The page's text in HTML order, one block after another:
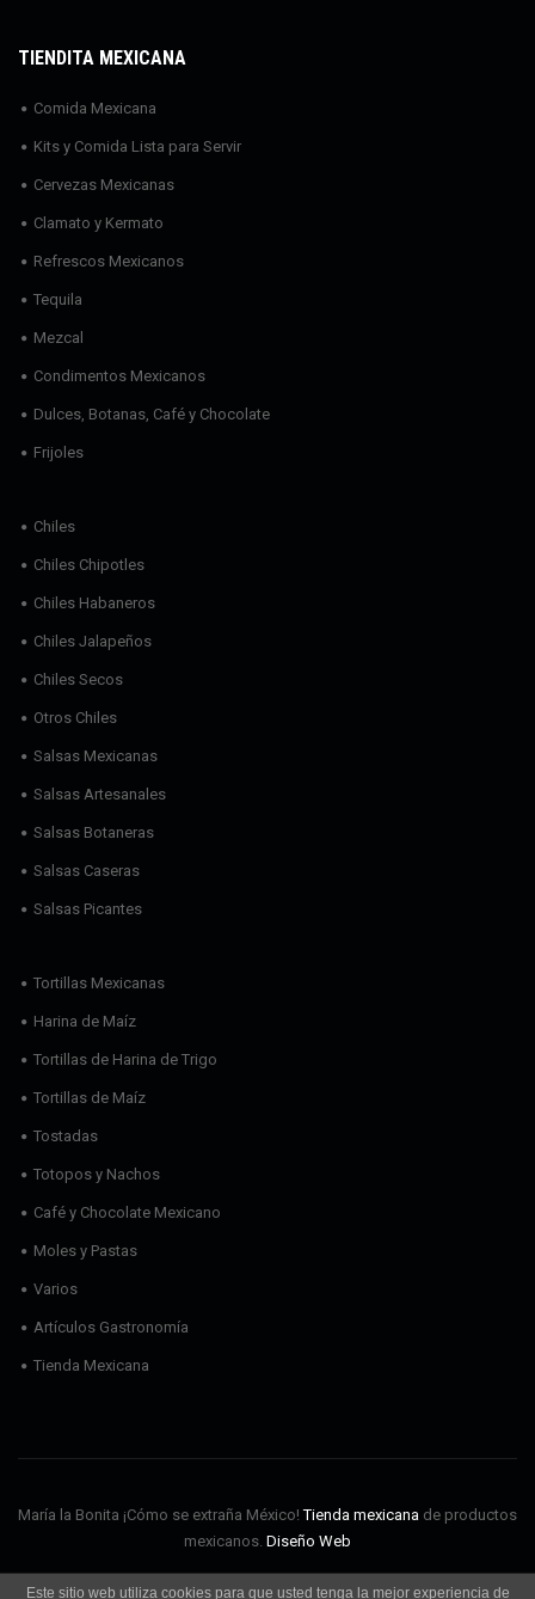
Este sitio web utiliza cookies para que usted tenga la mejor experiencia de
TIENDITA MEXICANA
Comida Mexicana
Kits y Comida Lista para Servir
Cervezas Mexicanas
Clamato y Kermato
Refrescos Mexicanos
Tequila
Mezcal
Condimentos Mexicanos
Dulces, Botanas, Café y Chocolate
Frijoles
Chiles
Chiles Chipotles
Chiles Habaneros
Chiles Jalapeños
Chiles Secos
Otros Chiles
Salsas Mexicanas
Salsas Artesanales
Salsas Botaneras
Salsas Caseras
Salsas Picantes
Tortillas Mexicanas
Harina de Maíz
Tortillas de Harina de Trigo
Tortillas de Maíz
Tostadas
Totopos y Nachos
Café y Chocolate Mexicano
Moles y Pastas
Varios
Artículos Gastronomía
Tienda Mexicana
María la Bonita ¡Cómo se extraña México!Tienda mexicana de productos
mexicanos. Diseño Web
Envíos Aviso Legal Política de cookies Política de privacidad